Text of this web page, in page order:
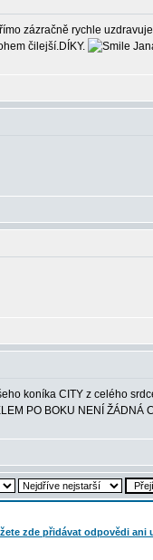
zázračně rychle
čilejší.DÍKY.
koníka CITY z celého
PO BOKU NENÍ ŽÁDNÁ